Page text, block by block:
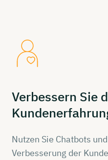
Verbessern Sie
Nutzen Sie Chatbots
Verbesserung der